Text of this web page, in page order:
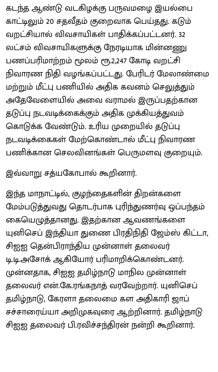
கடந்த ஆண்டு வடகிழக்கு பருவமழை இயல்பை
காட்டிலும் 20 சதவீதம் குறைவாக பெய்தது. கடும்
வறட்சியால் விவசாயிகள் பாதிக்கப்பட்டனர். 32
லட்சம் விவசாயிகளுக்கு நேரடியாக மின்னணு
பணப்பரிமாற்றம் மூலம் ரூ.2,247 கோடி வறட்சி
நிவாரண நிதி வழங்கப்பட்டது. பேரிடர் மேலாண்மை
மற்றும் மீட்பு பணியில் அதிக கவனம் செலுத்தும்
அதேவேளையில் அவை வராமல் இருப்பதற்கான
தடுப்பு நடவடிக்கைக்கும் அதிக முக்கியத்துவம்
கொடுக்க வேண்டும். உரிய முறையில் தடுப்பு
நடவடிக்கைகள் மேற்கொண்டால் மீட்பு நிவாரண
பணிக்கான செலவினங்கள் பெருமளவு குறையும்.
இவ்வாறு சத்யகோபால் கூறினார்.
இந்த மாநாட்டில், குழந்தைகளின் திறன்களை
மேம்படுத்துவது தொடர்பாக புரிந்துணர்வு ஒப்பந்தம்
கையெழுத்தானது. இதற்கான ஆவணங்களை
யுனிசெப் இந்தியா துணை பிரதிநிதி ஜேம்ஸ் கிட்டா,
சிஐஐ தென்பிராந்திய முன்னாள் தலைவர்
டி.டி.அசோக் ஆகியோர் பரிமாறிக்கொண்டனர்.
முன்னதாக, சிஐஐ தமிழ்நாடு மாநில முன்னாள்
தலைவர் என்.கே.ரங்கநாத் வரவேற்றார். யுனிசெப்
தமிழ்நாடு, கேரளா தலைமை கள அதிகாரி ஜாப்
சச்சாரைய்யா அறிமுகவுரை ஆற்றினார். தமிழ்நாடு
சிஐஐ தலைவர் பி.ரவிச்சந்திரன் நன்றி கூறினார்.